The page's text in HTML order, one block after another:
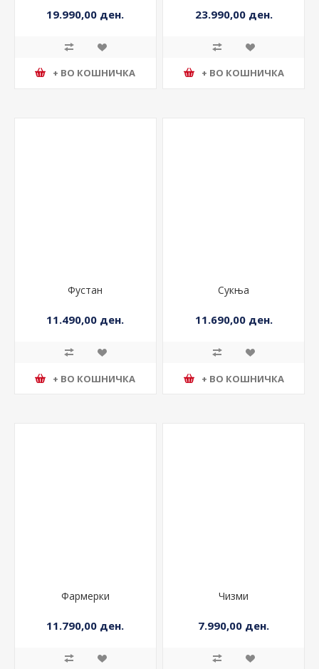
19.990,00 ден.
+ ВО КОШНИЧКА
23.990,00 ден.
+ ВО КОШНИЧКА
Фустан
11.490,00 ден.
+ ВО КОШНИЧКА
Сукња
11.690,00 ден.
+ ВО КОШНИЧКА
Фармерки
11.790,00 ден.
Чизми
7.990,00 ден.